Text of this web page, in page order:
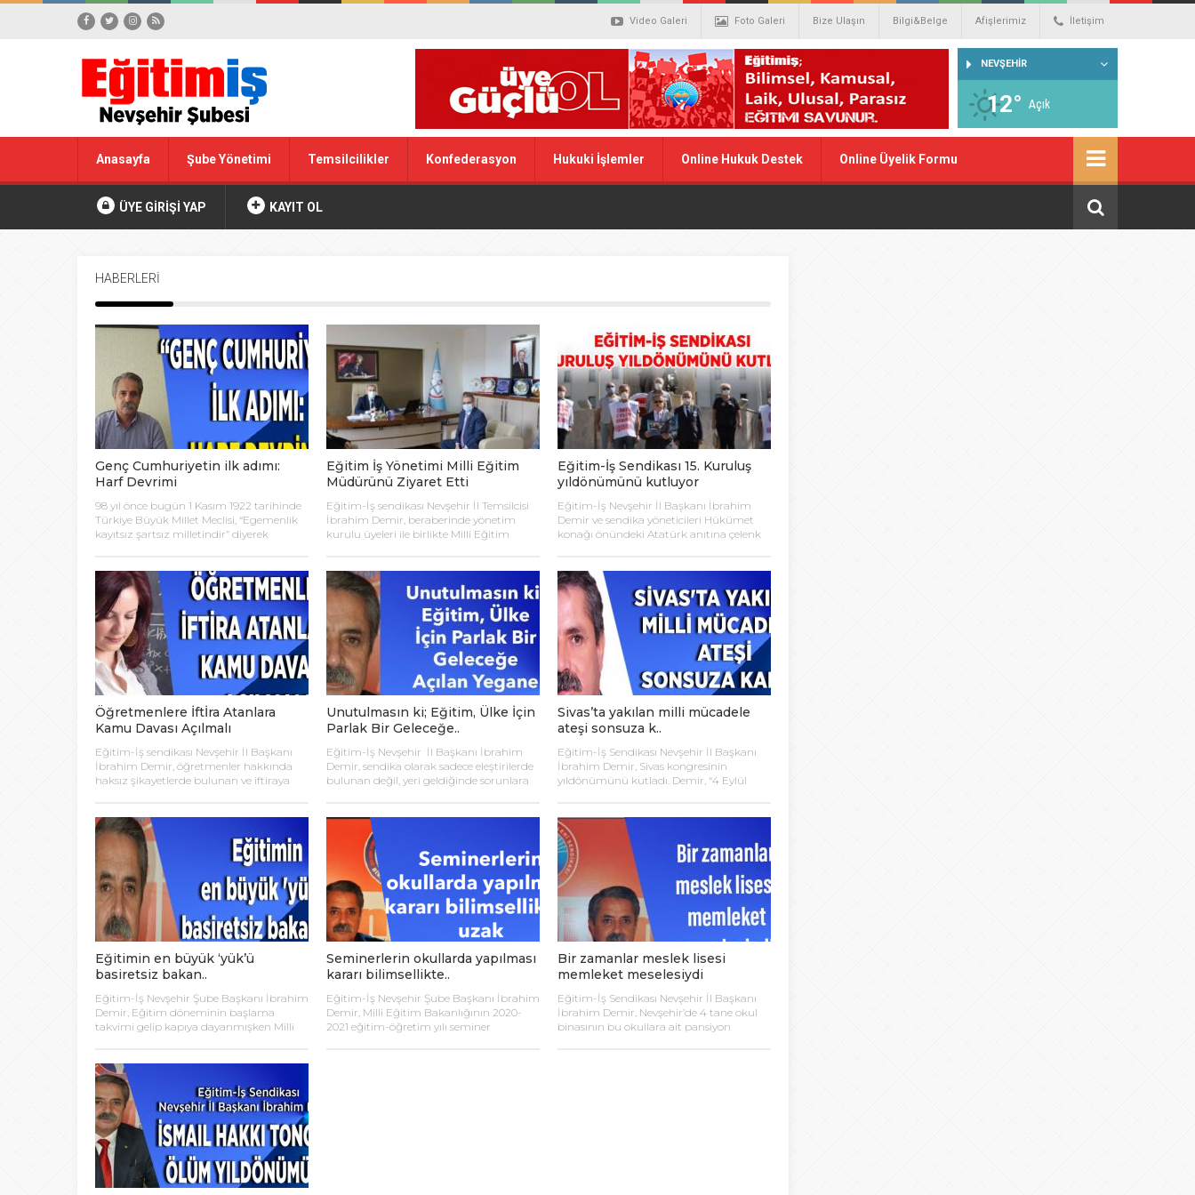
Video Galeri Foto Galeri Bize Ulaşın Bilgi&Belge Afişlerimiz İletişim
NEVŞEHİR
12° Açık
Anasayfa Şube Yönetimi Temsilcilikler Konfederasyon Hukuki İşlemler Online Hukuk Destek Online Üyelik Formu
ÜYE GİRİŞİ YAP KAYIT OL
HABERLERİ
Genç Cumhuriyetin ilk adımı:
Harf Devrimi
98 yıl önce bugün 1 Kasım 1922 tarihinde
Türkiye Büyük Millet Meclisi, “Egemenlik
kayıtsız şartsız milletindir” diyerek
Başkan İbrahim Demir, Saltanatın
kaldırılması ile Osmanlı saltanatı sona
ermiş, ulusal egemenliğin tam olarak
sağlanması için önemli bir adım atılmış
ve Cumhuriyet yönetimine geçiş süreci
hızlandığını belirtti. Cumhuriyet’in
ilanının […]
Eğitim İş Yönetimi Milli Eğitim
Müdürünü Ziyaret Etti
Eğitim-İş sendikası Nevşehir İl Temsilcisi
İbrahim Demir, beraberinde yönetim
kurulu üyeleri ile birlikte Milli Eğitim
Demir ziyaretleri nedeniyle kendilerine
teşekkür ederek, sendika temsilcileriyle
eğitim-öğretim ile ilgili genel konularda
görüş alışverişinde bulundular. Milli
Eğitim Müdürü Demir, Eğitim-İş
sendikası Nevşehir İl Temsilcisi İbrahim
Demir ve yönetimine görevlerinde […]
Eğitim-İş Sendikası 15. Kuruluş
yıldönümünü kutluyor
Eğitim-İş Nevşehir İl Başkanı İbrahim
Demir ve sendika yöneticileri Hükümet
konağı önündeki Atatürk anıtına çelenk
basın açıklaması yapan İbrahim Demir,
köy enstitüleri ve TÖS’ün tecrübesi, ilk
günün heyecanıyla 15. kuruluş
yıldönümlerini kutladıklarını dile getirdi.
Demir, “Atatürk’ün önderliğinde kurulan
Türkiye Cumhuriyeti’nin bağımsızlığını,
egemenliğini, ulus ve ülke bütünlüğünü,
[…]
Öğretmenlere İftİra Atanlara
Kamu Davası Açılmalı
Eğitim-İş sendikası Nevşehir İl Başkanı
İbrahim Demir, öğretmenler hakkında
haksız şikayetlerde bulunan ve iftiraya
hakkında haksız yere şikâyette bulunan
ve iftira atan şahıslar hakkında kamu
davası açılmalıdır. CİMER, Valilik,
Kaymakamlık, Bakanlık ve Milli Eğitim
Müdürlüklerine okullarla ilgili şikâyet
yağıyor. Öğrenci velileri ve idareciler
öğretmenlerden şikâyetçi. İncir
çekirdeğini doldurmayacak olaylar bile […]
Unutulmasın ki; Eğitim, Ülke İçin
Parlak Bir Geleceğe..
Eğitim-İş Nevşehir İl Başkanı İbrahim
Demir, sendika olarak sadece eleştirilerde
bulunan değil, yeri geldiğinde sorunlara
olarak sadece eleştirmekle kalmayıp, hızla
atılması gereken adımları tekrarlıyoruz: –
Okullardaki hijyen, velilerin
cebine, okul yöneticilerinin insafına
bırakılamaz. Her türlü eksik malzeme
Bakanlık tarafından temin edilmeli,
uzmanlarca kullanılmalı ve
denetlenmelidir. – İhtiyaç sahibi […]
Sivas’ta yakılan milli mücadele
ateşi sonsuza k..
Eğitim-İş Sendikası Nevşehir İl Başkanı
İbrahim Demir, Sivas kongresinin
yıldönümünü kutladı. Demir, “4 Eylül
mücadele ateşi, sonsuza kadar
yanacaktır; “Milli sınırları içinde Türk
vatanı bölünmez bir bütündür;
parçalanamaz. Mustafa Kemal Atatürk
“manda ve himaye” fikrinin reddedilerek
ulusal bağımsızlık düşüncesinin
benimsendiği, ulusal kurtuluş
mücadelesine ışık tutacak […]
Eğitimin en büyük ‘yük’ü
basiretsiz bakan..
Eğitim-İş Nevşehir Şube Başkanı İbrahim
Demir, Eğitim döneminin başlama
takvimi gelip kapıya dayanmışken Milli
sürdürüleceğine dair sorulara hâlâ
istenen netlikle cevap veremediğini
söyledi. Demir, “Bakan Selçuk, “Uzaktan
Eğitim Çalışmalarının ve Yeni Eğitim
Öğretim Yılı Hazırlıklarının
Değerlendirilmesi” başlıklı bilgilendirme
toplantısında birçok konuda Bakanlığın
yetersizliğini ve eğitimciye olan çarpık […]
Seminerlerin okullarda yapılması
kararı bilimsellikte..
Eğitim-İş Nevşehir Şube Başkanı İbrahim
Demir, Milli Eğitim Bakanlığının 2020-
2021 eğitim-öğretim yılı seminer
Bir zamanlar meslek lisesi
memleket meselesiydi
Eğitim-İş Sendikası Nevşehir İl Başkanı
İbrahim Demir, Nevşehir’de 4 tane okul
binasının bu okullara ait pansiyon